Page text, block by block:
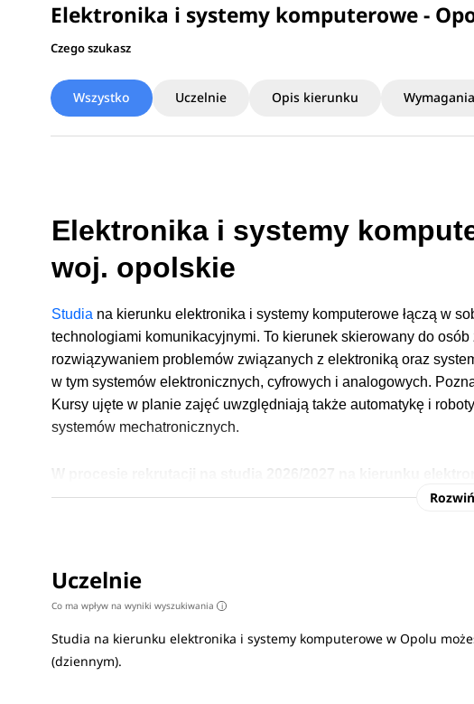
Elektronika i systemy komputerowe -
Czego szukasz
Wszystko Uczelnie Opis kierunku Wymagania
Elektronika i systemy
woj. opolskie
Studia na kierunku elektronika i systemy komputerowe łączą w
technologiami komunikacyjnymi. To kierunek skierowany do
rozwiązywaniem problemów związanych z elektroniką oraz
w tym systemów elektronicznych, cyfrowych i analogowych.
Kursy ujęte w planie zajęć uwzględniają także automatykę i
systemów mechatronicznych.
W procesie rekrutacji na studia 2026/2027 na kierunku
przedmioty maturalne to:fizyka, chemia, informatyka, język
Absolwenci mają wiele możliwości zatrudnienia w różnych
umiejętnościom mogą pracować w obszarach związanych z
pokrewnymi dziedzinami. Wybierając
projektowaniu układów elektronicznych, płytek drukowanych
Rozwiń
Uczelnie
Co ma wpływ na wyniki wyszukiwania i
Studia na kierunku elektronika i systemy komputerowe w Opolu
(dziennym).